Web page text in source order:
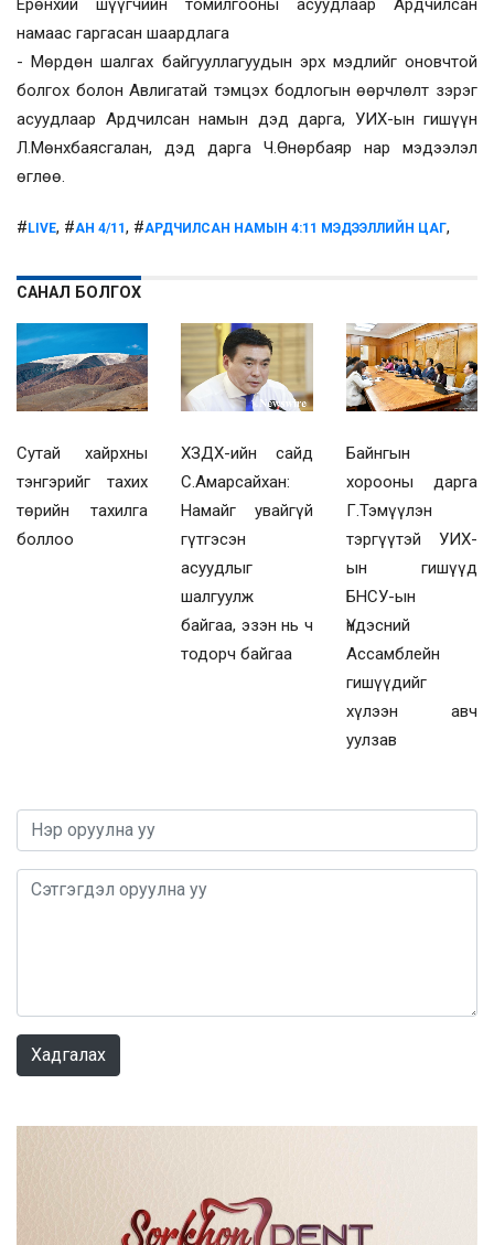
Ерөнхий шүүгчийн томилгооны асуудлаар Ардчилсан
намаас гаргасан шаардлага
- Мөрдөн шалгах байгууллагуудын эрх мэдлийг оновчтой
болгох болон Авлигатай тэмцэх бодлогын өөрчлөлт зэрэг
асуудлаар Ардчилсан намын дэд дарга, УИХ-ын гишүүн
Л.Мөнхбаясгалан, дэд дарга Ч.Өнөрбаяр нар мэдээлэл
өглөө.
# LIVE, #АН 4/11 , #АРДЧИЛСАН НАМЫН 4:11 МЭДЭЭЛЛИЙН ЦАГ,
САНАЛ БОЛГОХ
Сутай хайрхны
тэнгэрийг тахих
төрийн тахилга
боллоо
ХЗДХ-ийн сайд
С.Амарсайхан:
Намайг увайгүй
гүтгэсэн
асуудлыг
шалгуулж
байгаа, эзэн нь ч
тодорч байгаа
Байнгын
хорооны дарга
Г.Тэмүүлэн
тэргүүтэй УИХ-
ын гишүүд
БНСУ-ын
Үндэсний
Ассамблейн
гишүүдийг
хүлээн авч
уулзав
Хадгалах